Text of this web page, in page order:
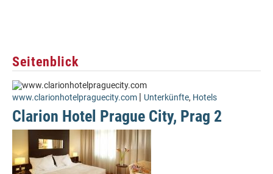
Seitenblick
www.clarionhotelpraguecity.com Unterkünfte, Hotels
Clarion Hotel Prague City, Prag 2